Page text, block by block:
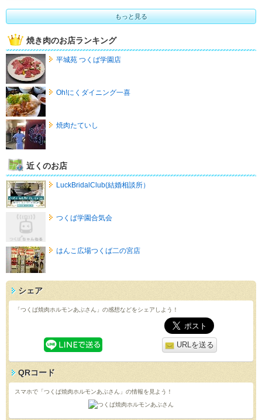
もっと見る
焼き肉のお店ランキング
平城苑 つくば学園店
Oh!にくダイニング一喜
焼肉たていし
近くのお店
LuckBridalClub(結婚相談所）
つくば学園合気会
はんこ広場つくば二の宮店
シェア
「つくば焼肉ホルモンあぶさん」の感想などをシェアしよう！
URLを送る
QRコード
スマホで「つくば焼肉ホルモンあぶさん」の情報を見よう！